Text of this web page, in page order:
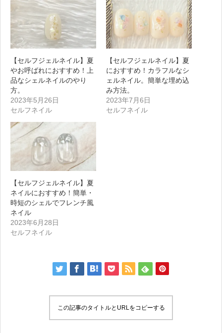
【セルフジェルネイル】夏
やお呼ばれにおすすめ！上
品なシェルネイルのやり
方。
2023年5月26日
セルフネイル
【セルフジェルネイル】夏
におすすめ！カラフルなシ
ェルネイル。簡単な埋め込
み方法。
2023年7月6日
セルフネイル
【セルフジェルネイル】夏
ネイルにおすすめ！簡単・
時短のシェルでフレンチ風
ネイル
2023年6月28日
セルフネイル
この記事のタイトルとURLをコピーする